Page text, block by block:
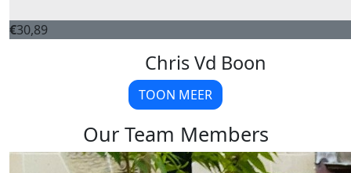
€30,89
Chris Vd Boon
TOON MEER
Our Team Members